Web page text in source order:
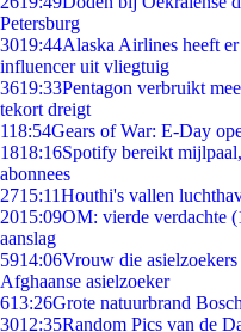
Petersburg
3019:44Alaska Airlines heeft
influencer uit vliegtuig
3619:33Pentagon verbruikt
tekort dreigt
118:54Gears of War: E-Day
1818:16Spotify bereikt
abonnees
2715:11Houthi's vallen
2015:09OM: vierde verdachte
aanslag
5914:06Vrouw die
Afghaanse asielzoeker
613:26Grote natuurbrand
3012:35Random Pics van de